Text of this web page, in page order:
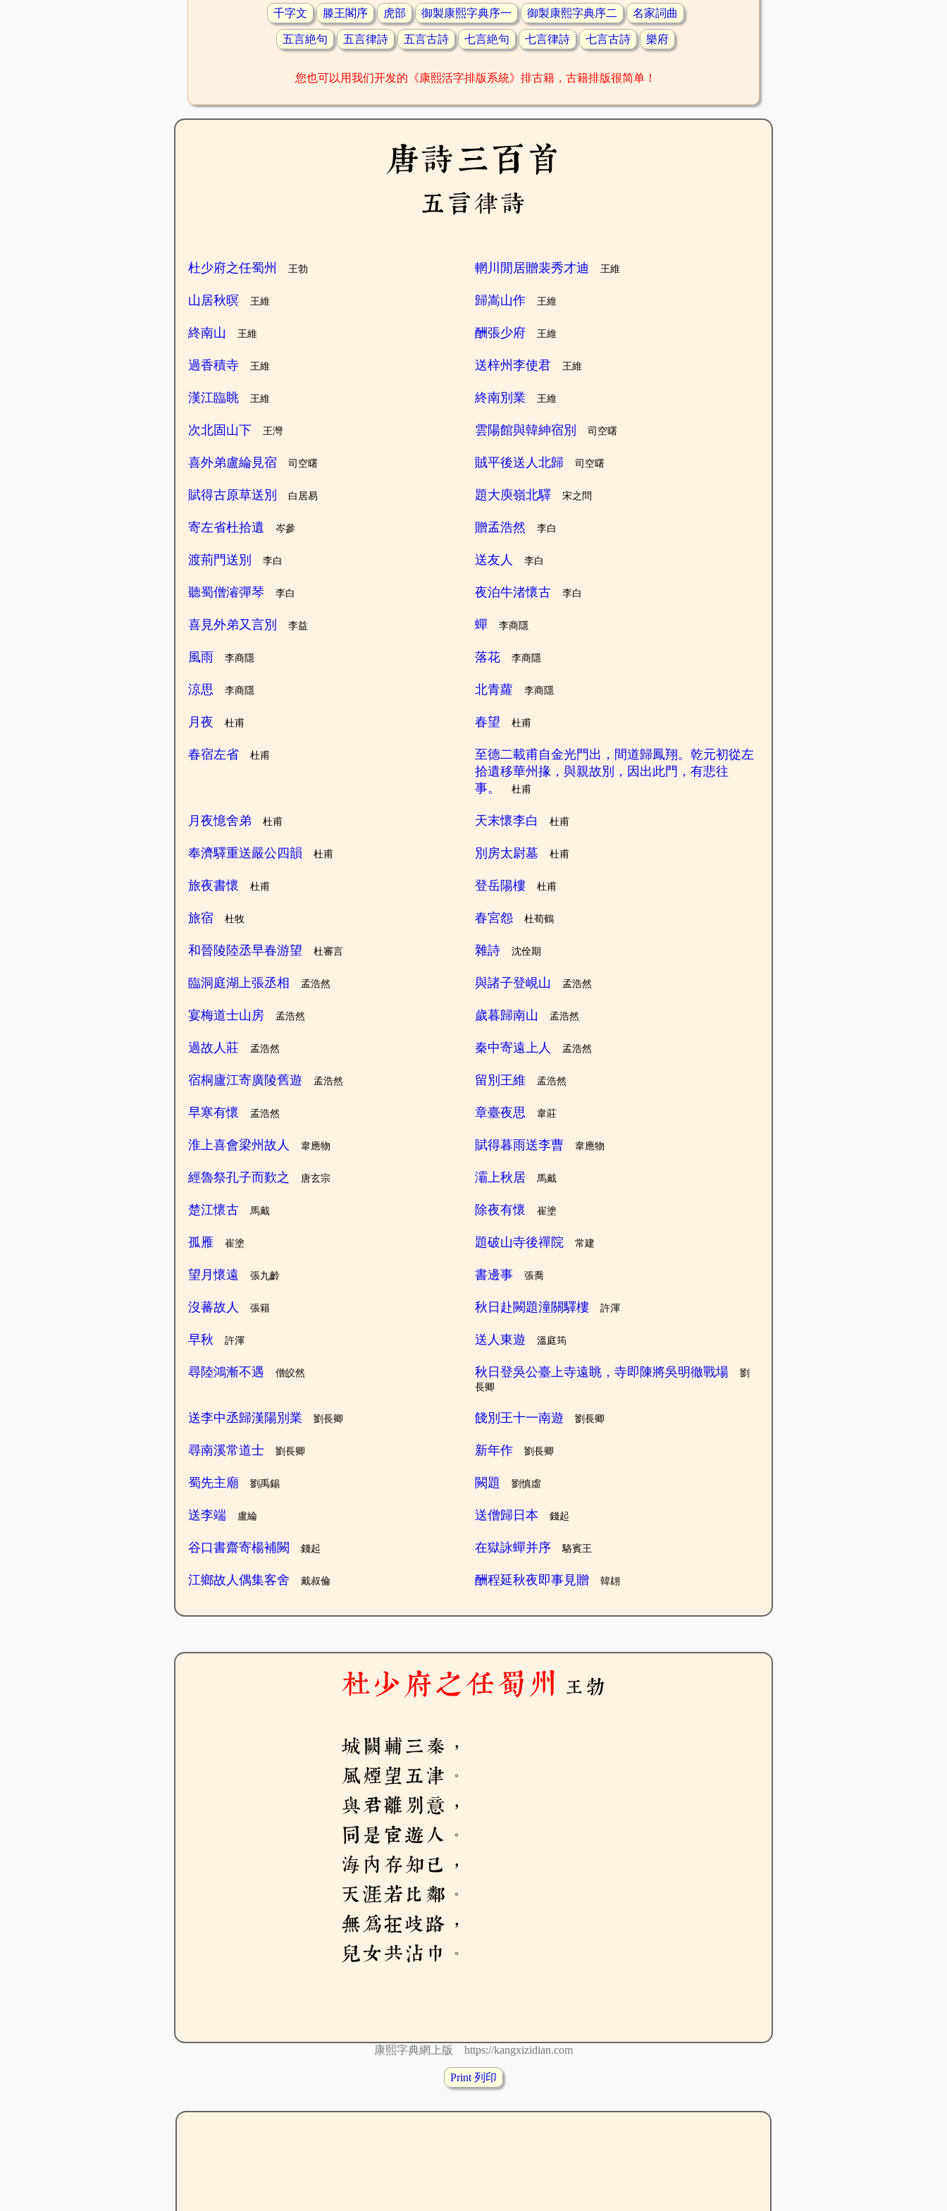
千字文 滕王閣序 虎部 御製康熙字典序一 御製康熙字典序二 名家詞曲
五言絶句 五言律詩 五言古詩 七言絶句 七言律詩 七言古詩 樂府
您也可以用我们开发的《康熙活字排版系統》排古籍，古籍排版很简单！
唐詩三百首
五言律詩
杜少府之任蜀州 王勃 輞川閒居贈裴秀才迪 王維
山居秋暝 王維 歸嵩山作 王維
終南山 王維 酬張少府 王維
過香積寺 王維 送梓州李使君 王維
漢江臨眺 王維 終南別業 王維
次北固山下 王灣 雲陽館與韓紳宿別 司空曙
喜外弟盧綸見宿 司空曙 賊平後送人北歸 司空曙
賦得古原草送別 白居易 題大庾嶺北驛 宋之問
寄左省杜拾遺 岑參 贈孟浩然 李白
渡荊門送別 李白 送友人 李白
聽蜀僧濬彈琴 李白 夜泊牛渚懷古 李白
喜見外弟又言別 李益 蟬 李商隱
風雨 李商隱 落花 李商隱
涼思 李商隱 北青蘿 李商隱
月夜 杜甫 春望 杜甫
春宿左省 杜甫
至德二載甫自金光門出，間道歸鳳翔。乾元初從左
拾遺移華州掾，與親故別，因出此門，有悲往
事。
杜甫
月夜憶舍弟 杜甫 天末懷李白 杜甫
奉濟驛重送嚴公四韻 杜甫 別房太尉墓 杜甫
旅夜書懷 杜甫 登岳陽樓 杜甫
旅宿 杜牧 春宮怨 杜荀鶴
和晉陵陸丞早春游望 杜審言 雜詩 沈佺期
臨洞庭湖上張丞相 孟浩然 與諸子登峴山 孟浩然
宴梅道士山房 孟浩然 歲暮歸南山 孟浩然
過故人莊 孟浩然 秦中寄遠上人 孟浩然
宿桐廬江寄廣陵舊遊 孟浩然 留別王維 孟浩然
早寒有懷 孟浩然 章臺夜思 韋莊
淮上喜會梁州故人 韋應物 賦得暮雨送李曹 韋應物
經魯祭孔子而歎之 唐玄宗 灞上秋居 馬戴
楚江懷古 馬戴 除夜有懷 崔塗
孤雁 崔塗 題破山寺後禪院 常建
望月懷遠 張九齡 書邊事 張喬
沒蕃故人 張籍 秋日赴闕題潼關驛樓 許渾
早秋 許渾 送人東遊 溫庭筠
尋陸鴻漸不遇 僧皎然 秋日登吳公臺上寺遠眺，寺即陳將吳明徹戰場
劉
長卿
送李中丞歸漢陽別業 劉長卿 餞別王十一南遊 劉長卿
尋南溪常道士 劉長卿 新年作 劉長卿
蜀先主廟 劉禹錫 闕題 劉慎虛
送李端 盧綸 送僧歸日本 錢起
谷口書齋寄楊補闕 錢起 在獄詠蟬并序 駱賓王
江鄉故人偶集客舍 戴叔倫 酬程延秋夜即事見贈 韓翃
杜少府之任蜀州 王勃
城闕輔三秦，
風煙望五津。
與君離別意，
同是宦遊人。
海內存知己，
天涯若比鄰。
無為在歧路，
兒女共沾巾。
康熙字典網上版 https://kangxizidian.com
Print 列印